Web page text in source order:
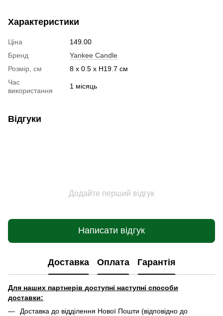
Характеристики
Ціна
149.00
Бренд
Yankee Candle
Розмір, см
8 x 0.5 x H19.7 см
Час
використання
1 місяць
Відгуки
Додайте перший відгук
Написати відгук
Доставка Оплата Гарантія
Для наших партнерів доступні наступні способи
доставки:
Доставка до відділення Нової Пошти (відповідно до